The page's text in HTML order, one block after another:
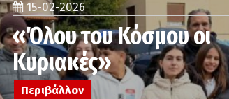
15-02-2026
«Όλου του Κόσμου οι
Κυριακές»
Περιβάλλον